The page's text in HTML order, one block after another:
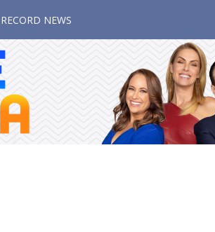
RECORD NEWS